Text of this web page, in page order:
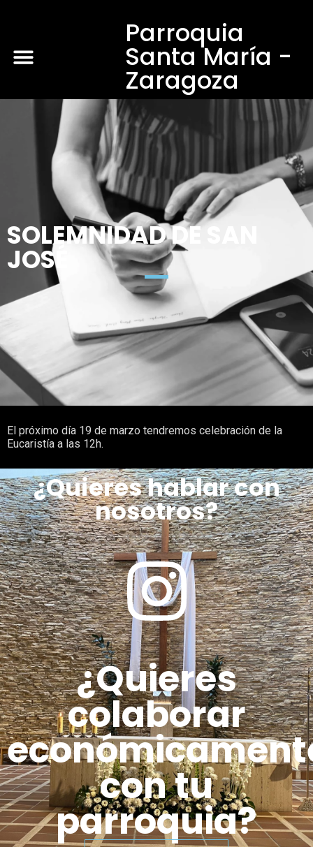
Parroquia
Santa María -
Zaragoza
SOLEMNIDAD DE SAN
JOSÉ
El próximo día 19 de marzo tendremos celebración de la
Eucaristía a las 12h.
¿Quieres hablar con
nosotros?
¿Quieres
colaborar
con tu
parroquia?